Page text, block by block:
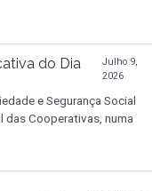
do Dia
Julho 9,
2026
e Segurança Social
das Cooperativas, numa